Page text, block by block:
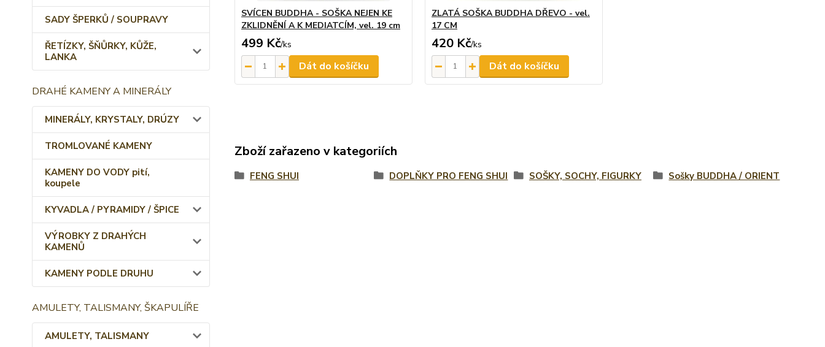
SADY ŠPERKŮ / SOUPRAVY
ŘETÍZKY, ŠŇŮRKY, KŮŽE,
LANKA
DRAHÉ KAMENY A MINERÁLY
MINERÁLY, KRYSTALY, DRÚZY
TROMLOVANÉ KAMENY
KAMENY DO VODY pití,
koupele
KYVADLA / PYRAMIDY / ŠPICE
VÝROBKY Z DRAHÝCH
KAMENŮ
KAMENY PODLE DRUHU
AMULETY, TALISMANY, ŠKAPULÍŘE
AMULETY, TALISMANY
SVÍCEN BUDDHA - SOŠKA NEJEN KE
ZKLIDNĚNÍ A K MEDIATCÍM, vel. 19 cm
499 Kč/ks
Dát do košíčku
ZLATÁ SOŠKA BUDDHA DŘEVO - vel.
17 CM
420 Kč/ks
Dát do košíčku
Zboží zařazeno v kategoriích
FENG SHUI DOPLŇKY PRO FENG SHUI SOŠKY, SOCHY, FIGURKY Sošky BUDDHA / ORIENT